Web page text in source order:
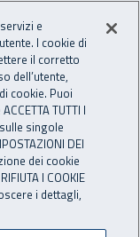
Apri cerca
e
I cookie di
il corretto
dell’utente,
cookie. Puoi
TUTTI I
singole
DEI
dei cookie
I COOKIE
i dettagli,